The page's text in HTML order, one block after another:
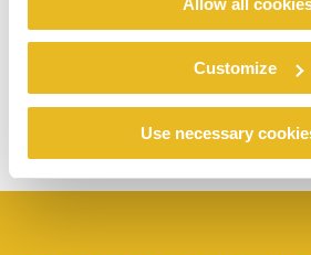
Customize
Use necessary